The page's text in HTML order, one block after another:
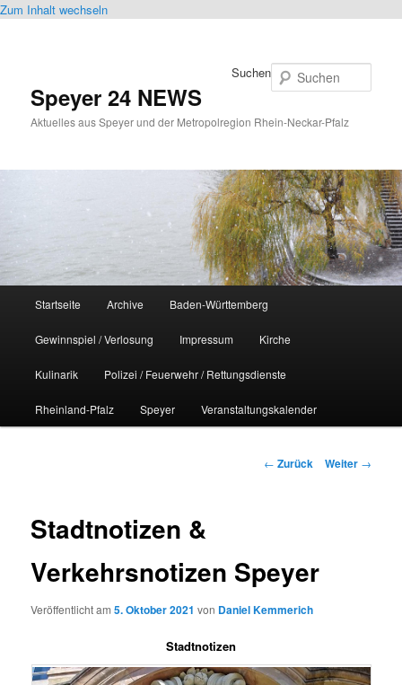
Zum Inhalt wechseln
Speyer 24 NEWS
Aktuelles aus Speyer und der Metropolregion Rhein-Neckar-Pfalz
Suchen
Startseite Archive Baden-Württemberg
Gewinnspiel / Verlosung Impressum Kirche
Kulinarik Polizei / Feuerwehr / Rettungsdienste
Rheinland-Pfalz Speyer Veranstaltungskalender
Beitrags-
← Zurück Weiter →
Stadtnotizen &
Verkehrsnotizen Speyer
Veröffentlicht am5. Oktober 2021 von Daniel Kemmerich
Stadtnotizen